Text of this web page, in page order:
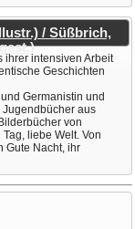
/ Süßbrich,
ihrer intensiven Arbeit
Geschichten
Germanistin und
aus
von
liebe Welt. Von
Gute Nacht, ihr